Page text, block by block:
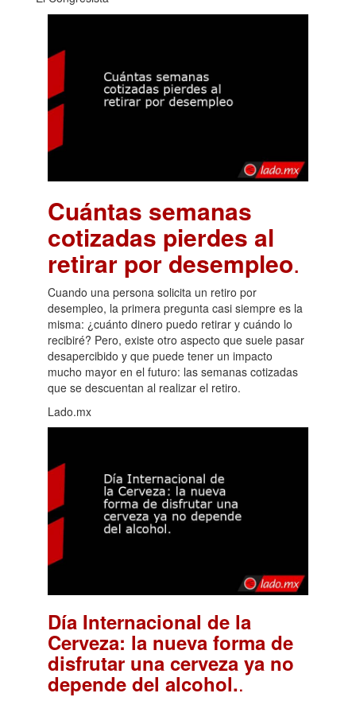
Cuántas semanas
cotizadas pierdes al
retirar por desempleo.
Cuando una persona solicita un retiro por
desempleo, la primera pregunta casi siempre es la
misma: ¿cuánto dinero puedo retirar y cuándo lo
recibiré? Pero, existe otro aspecto que suele pasar
desapercibido y que puede tener un impacto
mucho mayor en el futuro: las semanas cotizadas
que se descuentan al realizar el retiro.
Lado.mx
Día Internacional de la
Cerveza: la nueva forma de
disfrutar una cerveza ya no
depende del alcohol..